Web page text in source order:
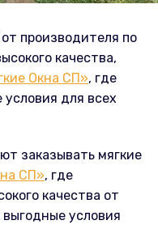
производителя по
качества,
Окна СП», где
для всех
заказывать мягкие
СП», где
качества от
условия